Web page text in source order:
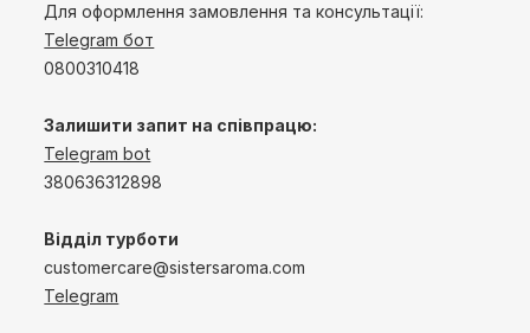
Для оформлення замовлення та консультації:
Telegram бот
0800310418
Залишити запит на співпрацю:
Telegram bot
380636312898
Відділ турботи
customercare@sistersaroma.com
Telegram